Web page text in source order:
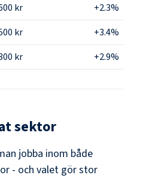
kr
+2.3%
kr
+3.4%
kr +2.9%
sektor
jobba inom både
- och valet gör stor